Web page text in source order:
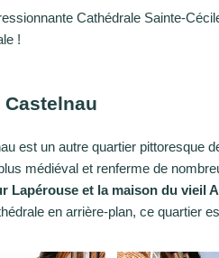
Cathédrale Sainte-
!
est un autre quartier pittoresque
médiéval et renferme de
Lapérouse et la maison du vieil
en arrière-plan, ce quartier